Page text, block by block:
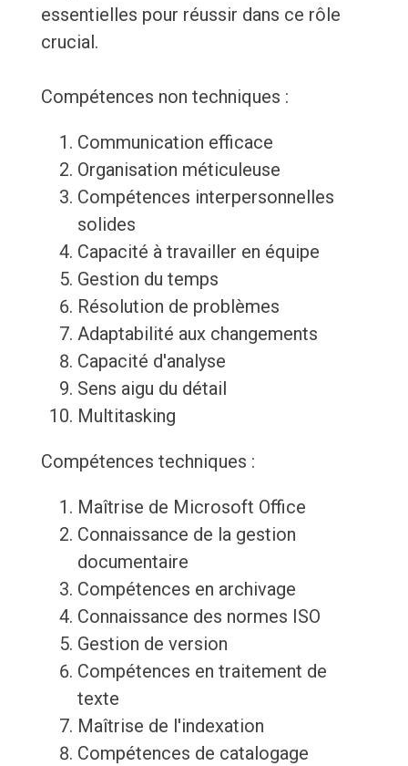
essentielles pour réussir dans ce rôle
crucial.
Compétences non techniques :
Communication efficace
Organisation méticuleuse
Compétences interpersonnelles
solides
Capacité à travailler en équipe
Gestion du temps
Résolution de problèmes
Adaptabilité aux changements
Capacité d'analyse
Sens aigu du détail
Multitasking
Compétences techniques :
Maîtrise de Microsoft Office
Connaissance de la gestion
documentaire
Compétences en archivage
Connaissance des normes ISO
Gestion de version
Compétences en traitement de
texte
Maîtrise de l'indexation
Compétences de catalogage